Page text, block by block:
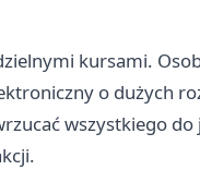
kursami.
o dużych
wszystkiego do